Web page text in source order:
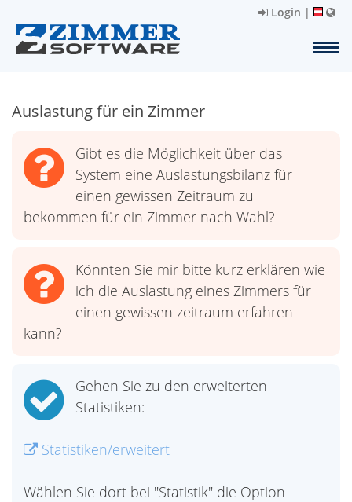
Login |
Auslastung für ein Zimmer
Gibt es die Möglichkeit über das
System eine Auslastungsbilanz für
einen gewissen Zeitraum zu
bekommen für ein Zimmer nach Wahl?
Könnten Sie mir bitte kurz erklären wie
ich die Auslastung eines Zimmers für
einen gewissen zeitraum erfahren
kann?
Gehen Sie zu den erweiterten
Statistiken:
Statistiken/erweitert
Wählen Sie dort bei "Statistik" die Option